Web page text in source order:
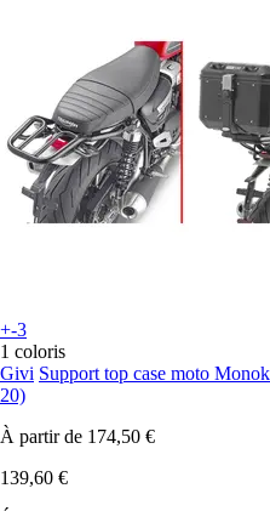
+-3
1 coloris
Givi Support top case moto
20)
À partir de 174,50 €
139,60 €